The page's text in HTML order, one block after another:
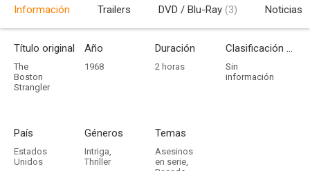
Información Trailers DVD / Blu-Ray (3) Noticias
Título original
The
Boston
Strangler
Año
1968
Duración
2 horas
Clasificación por edades
Sin
información
País
Estados
Unidos
Géneros
Intriga,
Thriller
Temas
Asesinos
en serie,